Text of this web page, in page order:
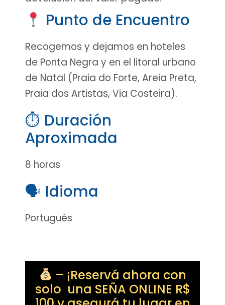
Punto de Encuentro
Recogemos y dejamos en hoteles
de Ponta Negra y en el litoral urbano
de Natal (Praia do Forte, Areia Preta,
Praia dos Artistas, Via Costeira).
⏱ Duración
Aproximada
8 horas
🗣 Idioma
Portugués
– ¡Reservá ahora con
solo una SEÑA ONLINE R$